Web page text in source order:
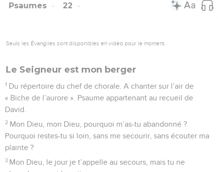
Psaumes 22
Seuls les Évangiles sont disponibles en vidéo pour le moment.
Le Seigneur est mon berger
1 Du répertoire du chef de chorale. A chanter sur l’air de
« Biche de l’aurore ». Psaume appartenant au recueil de
David.
2 Mon Dieu, mon Dieu, pourquoi m’as-tu abandonné ?
Pourquoi restes-tu si loin, sans me secourir, sans écouter ma
plainte ?
3 Mon Dieu, le jour je t’appelle au secours, mais tu ne